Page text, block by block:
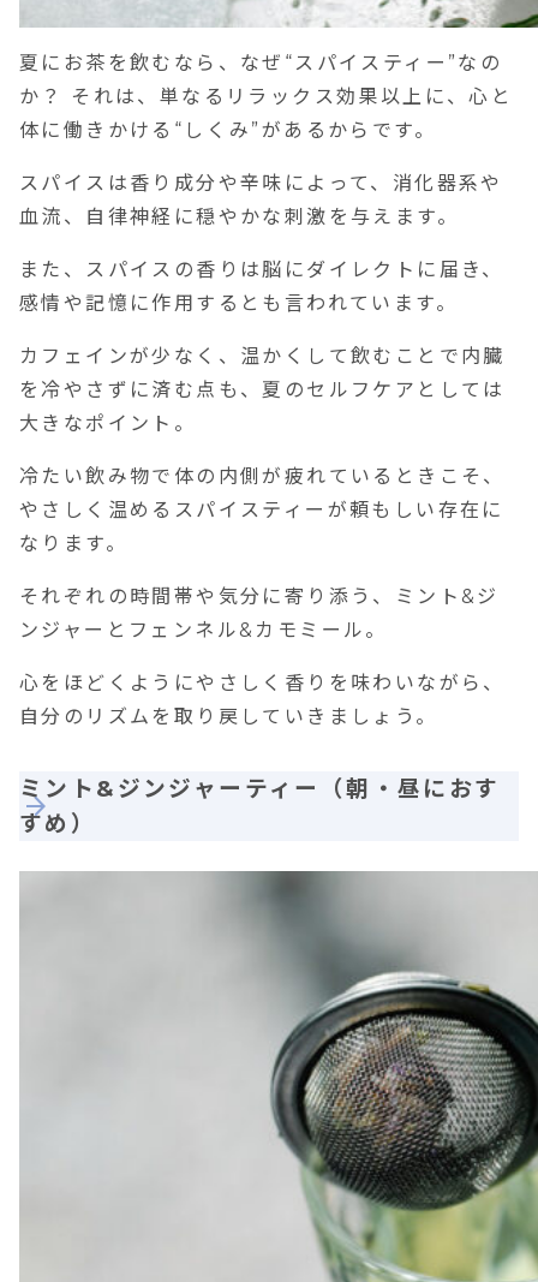
夏にお茶を飲むなら、なぜ“スパイスティー”なの
か？ それは、単なるリラックス効果以上に、心と
体に働きかける“しくみ”があるからです。
スパイスは香り成分や辛味によって、消化器系や
血流、自律神経に穏やかな刺激を与えます。
また、スパイスの香りは脳にダイレクトに届き、
感情や記憶に作用するとも言われています。
カフェインが少なく、温かくして飲むことで内臓
を冷やさずに済む点も、夏のセルフケアとしては
大きなポイント。
冷たい飲み物で体の内側が疲れているときこそ、
やさしく温めるスパイスティーが頼もしい存在に
なります。
それぞれの時間帯や気分に寄り添う、ミント&ジ
ンジャーとフェンネル&カモミール。
心をほどくようにやさしく香りを味わいながら、
自分のリズムを取り戻していきましょう。
ミント&ジンジャーティー（朝・昼におす
すめ）